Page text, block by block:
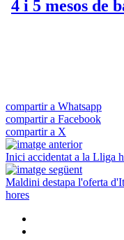
compartir a Whatsapp
compartir a Facebook
compartir a X
Inici accidentat a la Lliga
Maldini destapa l'oferta
hores